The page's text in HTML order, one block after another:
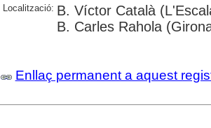
Localització: B. Víctor Català
B. Carles Rahola
Enllaç permanent a aquest